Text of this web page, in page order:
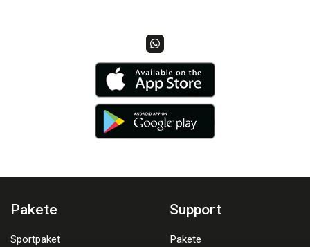
Pakete
Sportpaket
Support
Pakete